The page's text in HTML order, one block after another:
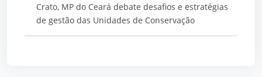
Crato, MP do Ceará debate desafios e estratégias
de gestão das Unidades de Conservação